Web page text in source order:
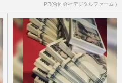
PR(合同会社デジタルファーム )